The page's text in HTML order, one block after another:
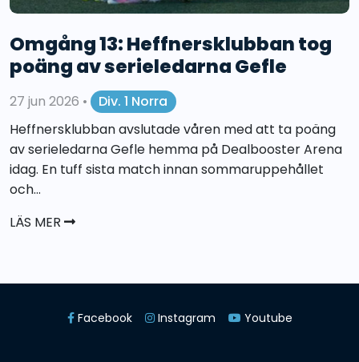
Omgång 13: Heffnersklubban tog
poäng av serieledarna Gefle
27 jun 2026 •
Div. 1 Norra
Heffnersklubban avslutade våren med att ta poäng
av serieledarna Gefle hemma på Dealbooster Arena
idag. En tuff sista match innan sommaruppehållet
och...
LÄS MER
Facebook Instagram Youtube